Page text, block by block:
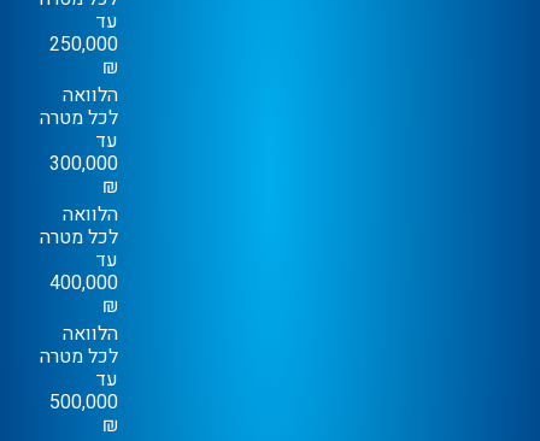
עד
250,000
₪
הלוואה
לכל מטרה
עד
300,000
₪
הלוואה
לכל מטרה
עד
400,000
₪
הלוואה
לכל מטרה
עד
500,000
₪